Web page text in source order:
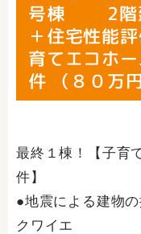
号棟 2階
＋住宅性能
育てエコホ
件 （８０万
最終１棟！【子育
件】
●地震による建物
クワイエ